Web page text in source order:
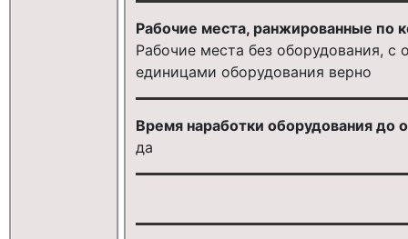
Рабочие места, ранжированные по
Рабочие места без оборудования,
единицами оборудования верно
Время наработки оборудования до
да